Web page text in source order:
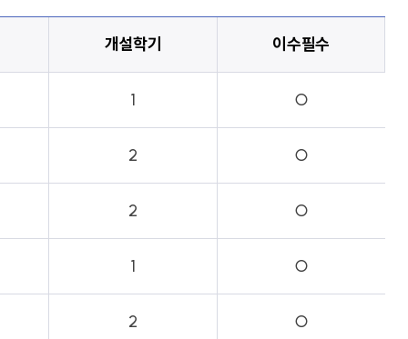
개설학기 이수필수
1 ○
2 ○
2 ○
1 ○
2 ○